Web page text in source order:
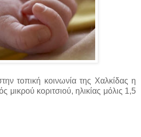
τοπική κοινωνία της Χαλκίδας η
μικρού κοριτσιού, ηλικίας μόλις 1,5